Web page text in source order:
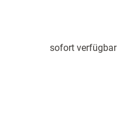
sofort verfügbar